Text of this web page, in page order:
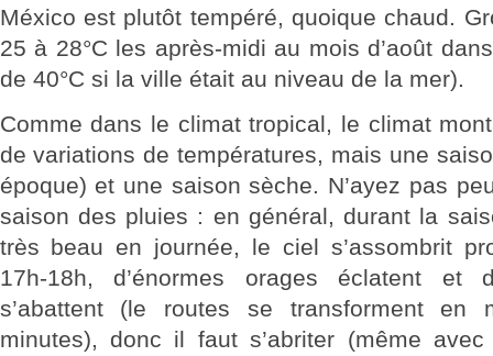
México est plutôt tempéré, quoique chaud.
25 à 28°C les après-midi au mois d’août
de 40°C si la ville était au niveau de la mer).
Comme dans le climat tropical, le climat
de variations de températures, mais une
époque) et une saison sèche. N’ayez pas
saison des pluies : en général, durant la
très beau en journée, le ciel s’assombrit
17h-18h, d’énormes orages éclatent et
s’abattent (le routes se transforment en
minutes), donc il faut s’abriter (même